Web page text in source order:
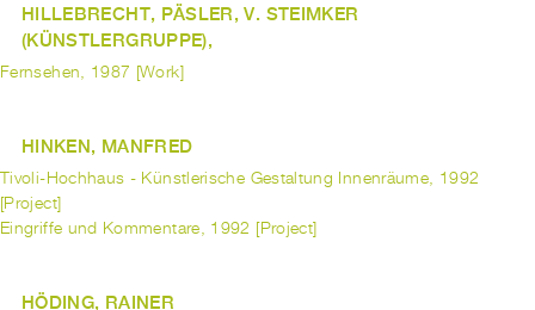
HILLEBRECHT, PÄSLER, V. STEIMKER
(KÜNSTLERGRUPPE),
Fernsehen, 1987 [Work]
HINKEN, MANFRED
Tivoli-Hochhaus - Künstlerische Gestaltung Innenräume, 1992
[Project]
Eingriffe und Kommentare, 1992 [Project]
HÖDING, RAINER